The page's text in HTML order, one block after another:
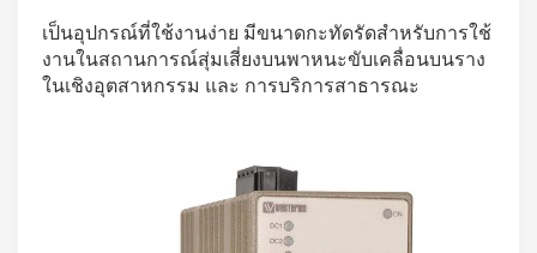
เป็นอุปกรณ์ที่ใช้งานง่าย มีขนาดกะทัดรัดสำหรับการใช้
งานในสถานการณ์สุ่มเสี่ยงบนพาหนะขับเคลื่อนบนราง
ในเชิงอุตสาหกรรม และ การบริการสาธารณะ